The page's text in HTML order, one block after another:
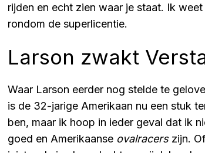
rijden en echt zien waar je staat. Ik
rondom de superlicentie.
Larson zwakt
Waar Larson eerder nog stelde te
is de 32-jarige Amerikaan nu een stuk
ben, maar ik hoop in ieder geval dat ik
goed en Amerikaanse ovalracerszijn.